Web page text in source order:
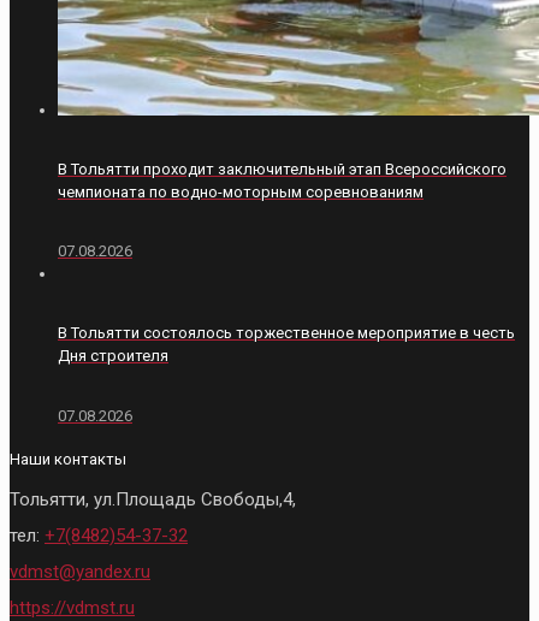
В Тольятти проходит заключительный этап Всероссийского
чемпионата по водно-моторным соревнованиям
07.08.2026
В Тольятти состоялось торжественное мероприятие в честь
Дня строителя
07.08.2026
Наши контакты
Тольятти, ул.Площадь Свободы,4,
тел: +7(8482)54-37-32
vdmst@yandex.ru
https://vdmst.ru